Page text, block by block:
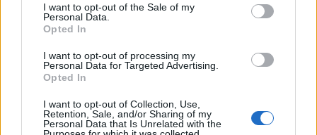
I want to opt-out of the Sale of my
Personal Data.
Opted In
I want to opt-out of processing my
Personal Data for Targeted Advertising.
Opted In
I want to opt-out of Collection, Use,
Retention, Sale, and/or Sharing of my
Personal Data that Is Unrelated with the
Се шири нафтената дамка кај
организации предупредуваат за
ризик од еколошка катастрофа
помрачувањето на Сонцето на 12
август: ОПТИЧАРИТЕ ВО БЕЛГИЈА
ОСТАНУВААТ БЕЗ ЗАЛИХИ